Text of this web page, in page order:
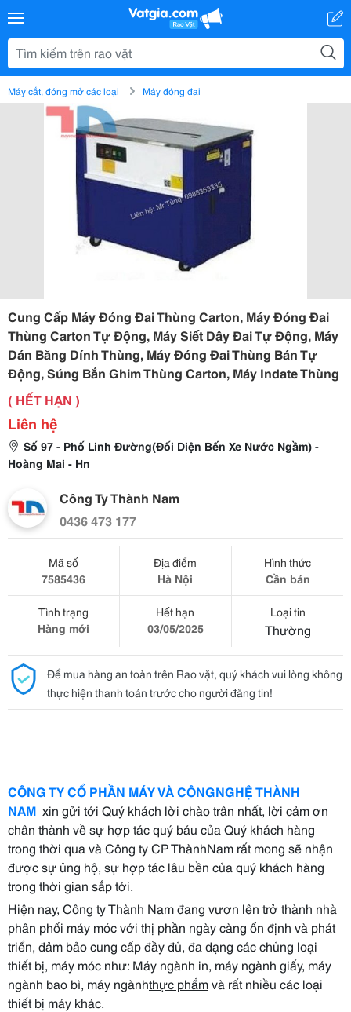
Máy cắt, đóng mở các loại Máy đóng đai
Cung Cấp Máy Đóng Đai Thùng Carton, Máy Đóng Đai
Thùng Carton Tự Động, Máy Siết Dây Đai Tự Động, Máy
Dán Băng Dính Thùng, Máy Đóng Đai Thùng Bán Tự
Động, Súng Bắn Ghim Thùng Carton, Máy Indate Thùng
( HẾT HẠN )
Liên hệ
Số 97 - Phố Linh Đường(Đối Diện Bến Xe Nước Ngầm) -
Hoàng Mai - Hn
Công Ty Thành Nam
0436 473 177
Mã số
7585436
Địa điểm
Hà Nội
Hình thức
Cần bán
Tình trạng
Hàng mới
Hết hạn
03/05/2025
Loại tin
Thường
Để mua hàng an toàn trên Rao vặt, quý khách vui lòng không
thực hiện thanh toán trước cho người đăng tin!
CÔNG TY CỔ PHẦN MÁY VÀ CÔNGNGHỆ THÀNH
NAM xin gửi tới Quý khách lời chào trân nhất, lời cảm ơn
chân thành về sự hợp tác quý báu của Quý khách hàng
trong thời qua và Công ty CP ThànhNam rất mong sẽ nhận
được sự ủng hộ, sự hợp tác lâu bền của quý khách hàng
trong thời gian sắp tới.
Hiện nay, Công ty Thành Nam đang vươn lên trở thành nhà
phân phối máy móc với thị phần ngày càng ổn định và phát
triển, đảm bảo cung cấp đầy đủ, đa dạng các chủng loại
thiết bị, máy móc như: Máy ngành in, máy ngành giấy, máy
ngành bao bì, máy ngànhthực phẩmvà rất nhiều các loại
thiết bị máy khác.